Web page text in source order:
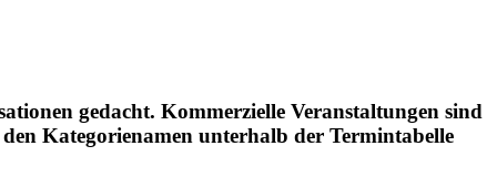
gedacht. Kommerzielle Veranstaltungen sind
Kategorienamen unterhalb der Termintabelle